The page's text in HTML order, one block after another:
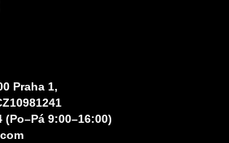
Praha 1,
(Po–Pá 9:00–16:00)